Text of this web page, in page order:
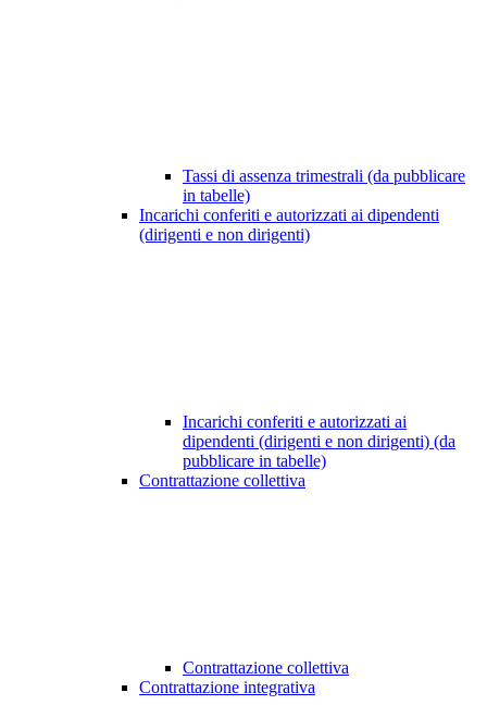
Tassi di assenza trimestrali (da pubblicare
in tabelle)
Incarichi conferiti e autorizzati ai dipendenti
(dirigenti e non dirigenti)
Incarichi conferiti e autorizzati ai
dipendenti (dirigenti e non dirigenti) (da
pubblicare in tabelle)
Contrattazione collettiva
Contrattazione collettiva
Contrattazione integrativa